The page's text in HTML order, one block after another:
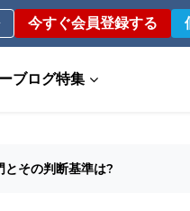
今すぐ会員登録する
ブログ特集
とその判断基準は?